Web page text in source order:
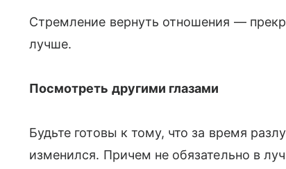
Стремление вернуть отношения —
лучше.
Посмотреть другими глазами
Будьте готовы к тому, что за время
изменился. Причем не обязательно в